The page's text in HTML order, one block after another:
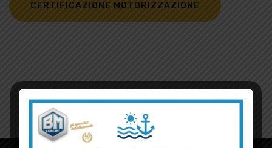
CERTIFICAZIONE MOTORIZZAZIONE